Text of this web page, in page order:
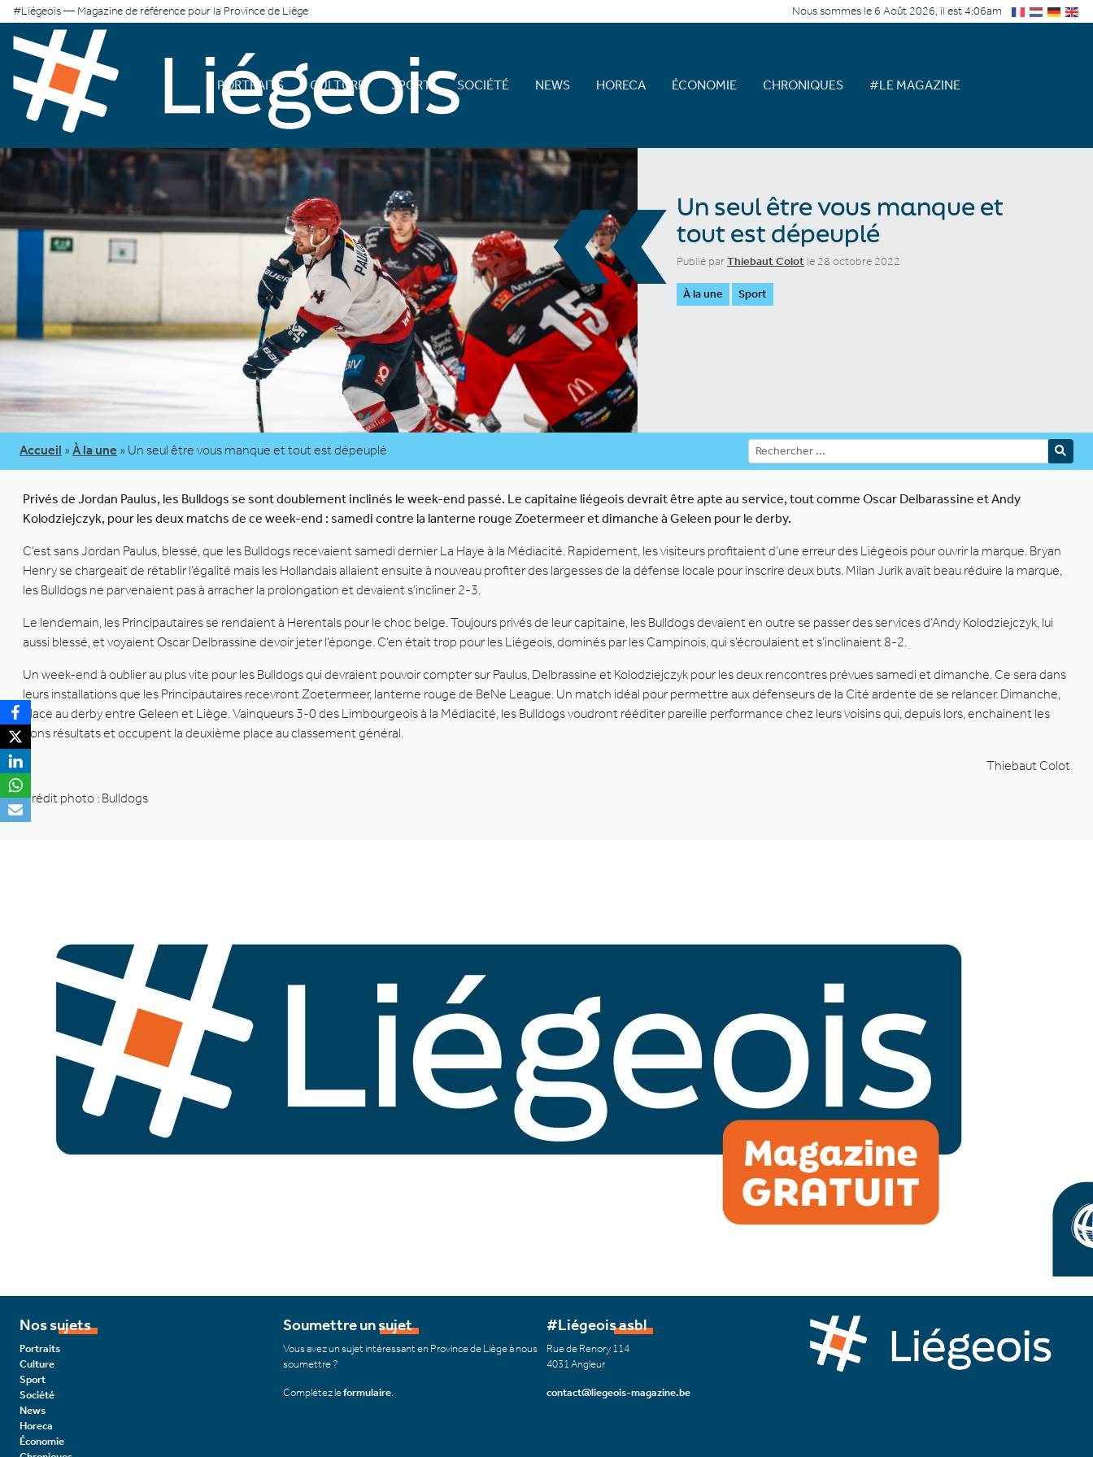
#Liégeois — Magazine de référence pour la Province de Liège Nous sommes le 6 Août 2026, il est 4:06am
PORTRAITS CULTURE SPORT SOCIÉTÉ NEWS HORECA ÉCONOMIE CHRONIQUES #LE MAGAZINE
«Un seul être vous manque et
tout est dépeuplé
Publié parThiebaut Colot le 28 octobre 2022
À la une Sport
Accueil » À la une » Un seul être vous manque et tout est dépeuplé
Privés de Jordan Paulus, les Bulldogs se sont doublement inclinés le week-end passé. Le capitaine liégeois devrait être apte au service, tout comme Oscar Delbarassine et Andy
Kolodziejczyk, pour les deux matchs de ce week-end : samedi contre la lanterne rouge Zoetermeer et dimanche à Geleen pour le derby.
C’est sans Jordan Paulus, blessé, que les Bulldogs recevaient samedi dernier La Haye à la Médiacité. Rapidement, les visiteurs profitaient d’une erreur des Liégeois pour ouvrir la marque. Bryan
Henry se chargeait de rétablir l’égalité mais les Hollandais allaient ensuite à nouveau profiter des largesses de la défense locale pour inscrire deux buts. Milan Jurik avait beau réduire la marque,
les Bulldogs ne parvenaient pas à arracher la prolongation et devaient s’incliner 2-3.
Le lendemain, les Principautaires se rendaient à Herentals pour le choc belge. Toujours privés de leur capitaine, les Bulldogs devaient en outre se passer des services d’Andy Kolodziejczyk, lui
aussi blessé, et voyaient Oscar Delbrassine devoir jeter l’éponge. C’en était trop pour les Liégeois, dominés par les Campinois, qui s’écroulaient et s’inclinaient 8-2.
Un week-end à oublier au plus vite pour les Bulldogs qui devraient pouvoir compter sur Paulus, Delbrassine et Kolodziejczyk pour les deux rencontres prévues samedi et dimanche. Ce sera dans
leurs installations que les Principautaires recevront Zoetermeer, lanterne rouge de BeNe League. Un match idéal pour permettre aux défenseurs de la Cité ardente de se relancer. Dimanche,
place au derby entre Geleen et Liège. Vainqueurs 3-0 des Limbourgeois à la Médiacité, les Bulldogs voudront rééditer pareille performance chez leurs voisins qui, depuis lors, enchainent les
bons résultats et occupent la deuxième place au classement général.
Thiebaut Colot
Crédit photo : Bulldogs
Nos sujets
Portraits
Culture
Sport
Société
News
Horeca
Économie
Soumettre un sujet
Vous avez un sujet intéressant en Province de Liège à nous
soumettre ?
Complétez leformulaire
#Liégeois asbl
Rue de Renory 114
4031 Angleur
contact@liegeois-magazine.be